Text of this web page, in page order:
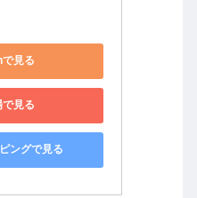
見る
見る
ングで見る